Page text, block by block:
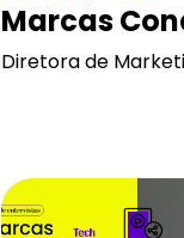
Marcas
Diretora de